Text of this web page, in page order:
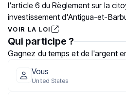
l'article 6 du Règlement sur la
investissement d'Antigua-et-
VOIR LA LOI
Qui participe ?
Gagnez du temps et de l'argent
Vous
United States